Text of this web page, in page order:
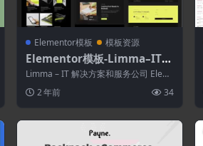
Elementor模板 模板资源
Elementor模板-Limma–IT
解决方案和服务公司Elemento
r模板工具包
Limma – IT 解决方案和服务公司 Elem
2 年前 34